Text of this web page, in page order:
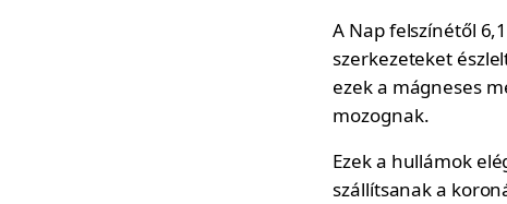
A Nap felszínétől
szerkezeteket
ezek a mágneses
mozognak.
Ezek a hullámok
szállítsanak a